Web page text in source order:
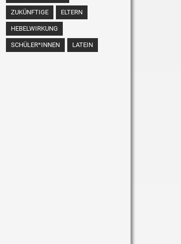
ZUKÜNFTIGE ELTERN
HEBELWIRKUNG
SCHÜLER*INNEN LATEIN